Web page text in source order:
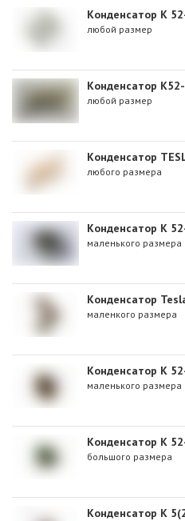
Конденсатор К
любой размер
Конденсатор
любой размер
Конденсатор
любого размера
Конденсатор К
маленького размера
Конденсатор
маленкого размера
Конденсатор К
маленького размера
Конденсатор К
большого размера
Конденсатор К